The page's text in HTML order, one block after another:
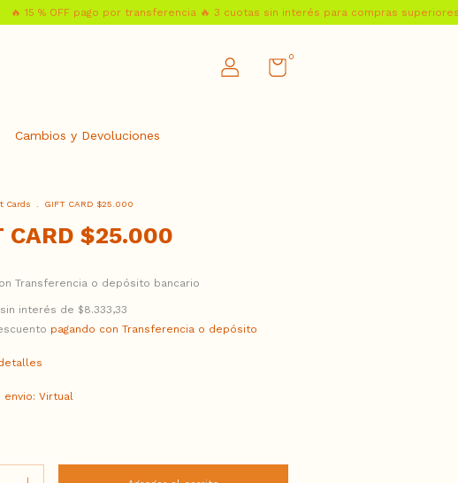
% OFF pago por transferencia 🔥 3 cuotas sin interés para compras superiores a
0
Cambios y Devoluciones
Cards GIFT CARD $25.000
CARD $25.000
Transferencia o depósito bancario
interés de $8.333,33
pagando con Transferencia o depósito
envio: Virtual